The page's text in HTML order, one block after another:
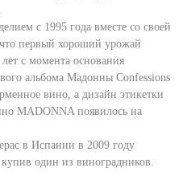
с 1995 года вместе со своей
первый хороший урожай
лет с момента основания
альбома Мадонны Confessions
вино, а дизайн этикетки
MADONNA появилось на
в Испании в 2009 году
один из виноградников.